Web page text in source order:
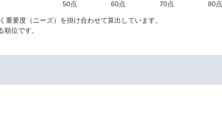
50点 60点 70点 80点
要度（ニーズ）を掛け合わせて算出しています。
位です。